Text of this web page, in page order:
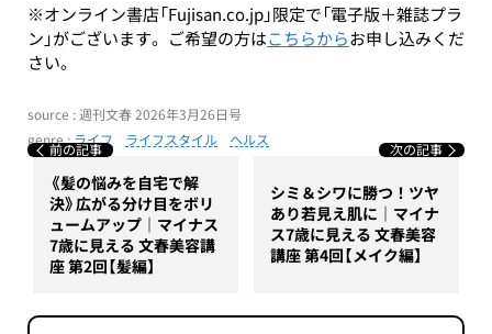
※オンライン書店「Fujisan.co.jp」限定で「電子版＋雑誌プラ
ン」がございます。ご希望の方はこちらからお申し込みくだ
さい。
source : 週刊文春 2026年3月26日号
genre :ライフ ライフスタイル ヘルス
前の記事
《髪の悩みを自宅で解
決》広がる分け目をボリ
ュームアップ｜マイナス
7歳に見える 文春美容講
座 第2回【髪編】
次の記事
シミ＆シワに勝つ！ツヤ
あり若見え肌に｜マイナ
ス7歳に見える 文春美容
講座 第4回【メイク編】